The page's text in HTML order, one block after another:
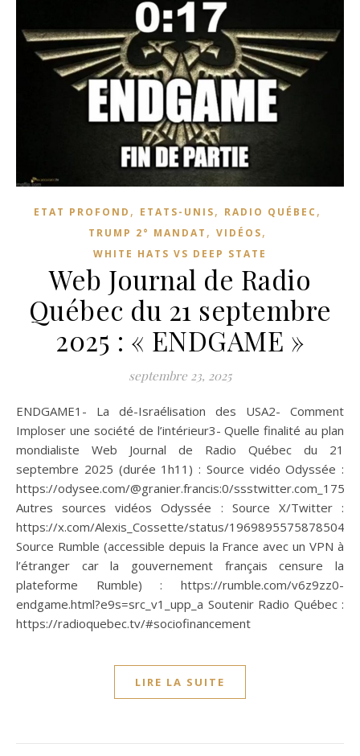
ETAT PROFOND , ETATS-UNIS, RADIO QUÉBEC ,
TRUMP 2° MANDAT , VIDÉOS,
WHITE HATS VS DEEP STATE
Web Journal de Radio
Québec du 21 septembre
2025 : « ENDGAME »
septembre 23, 2025
ENDGAME1- La dé-Israélisation des USA2- Comment
Imploser une société de l’intérieur3- Quelle finalité au plan
mondialiste Web Journal de Radio Québec du 21
septembre 2025 (durée 1h11) : Source vidéo Odyssée :
https://odysee.com/@granier.francis:0/
Autres sources vidéos Odyssée : Source X/Twitter :
https://x.com/Alexis_Cossette/status/
Source Rumble (accessible depuis la France avec un VPN à
l’étranger car la gouvernement français censure la
plateforme Rumble) : https://rumble.com/v6z9zz0-
endgame.html?e9s=src_v1_upp_a Soutenir Radio Québec :
https://radioquebec.tv/#sociofinancement
LIRE LA SUITE